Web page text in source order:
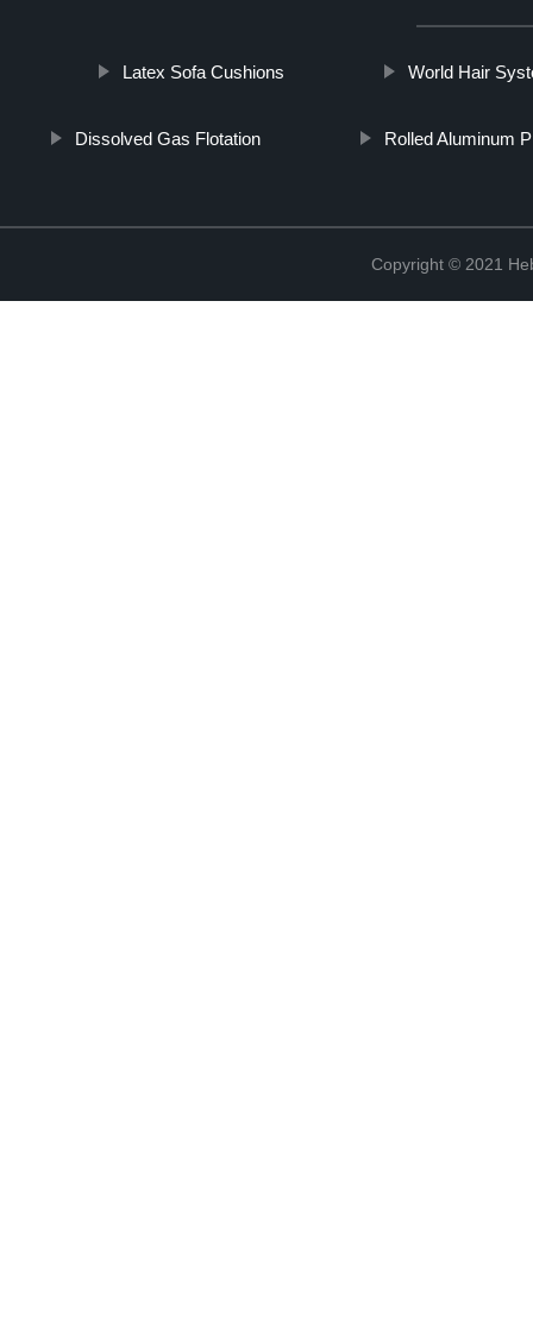
Latex Sofa Cushions World Hair
Dissolved Gas Flotation Rolled Aluminum
Copyright © 2021